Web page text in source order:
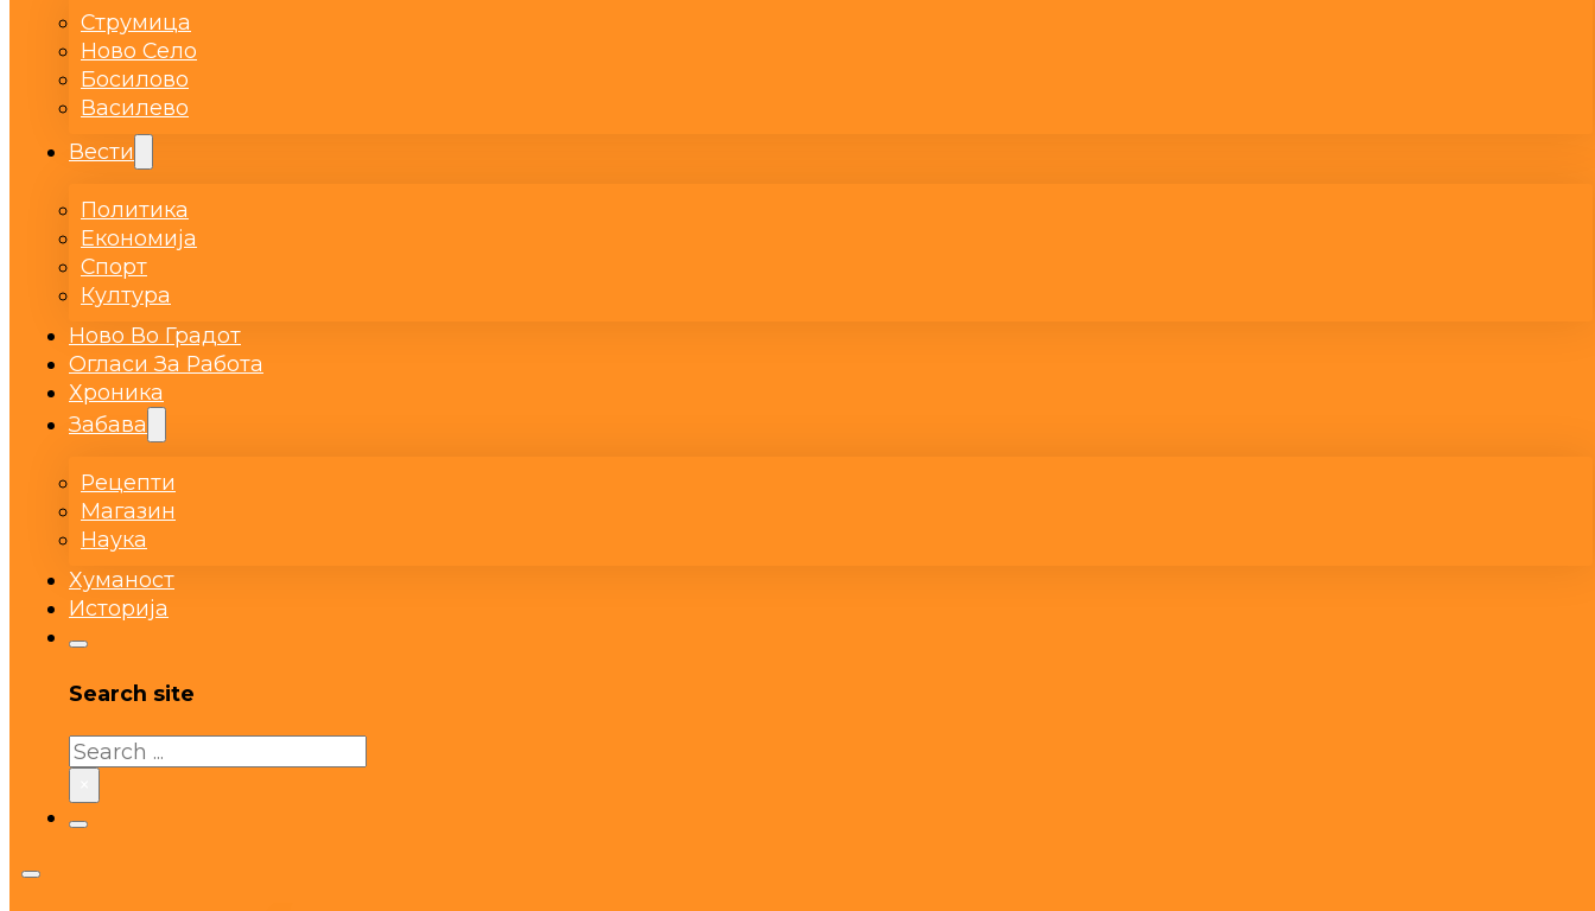
Струмица
Ново Село
Босилово
Василево
Вести
Политика
Економија
Спорт
Култура
Ново Во Градот
Огласи За Работа
Хроника
Забава
Рецепти
Магазин
Наука
Хуманост
Историја
Search site
Search